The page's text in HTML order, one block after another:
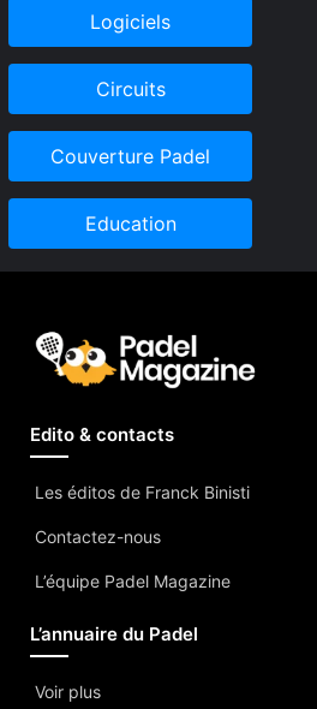
Logiciels
Circuits
Couverture Padel
Education
Edito & contacts
Les éditos de Franck Binisti
Contactez-nous
L’équipe Padel Magazine
L’annuaire du Padel
Voir plus